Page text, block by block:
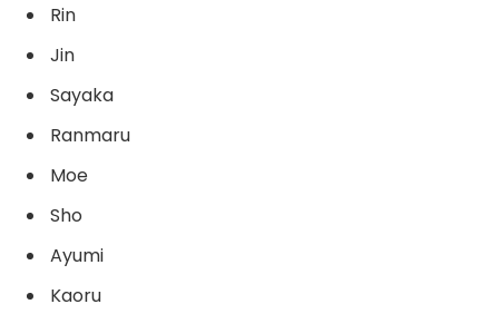
Rin
Jin
Sayaka
Ranmaru
Moe
Sho
Ayumi
Kaoru